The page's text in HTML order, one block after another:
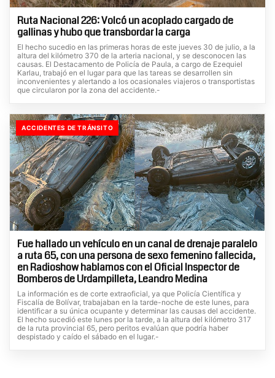
Ruta Nacional 226: Volcó un acoplado cargado de
gallinas y hubo que transbordar la carga
El hecho sucedio en las primeras horas de este jueves 30 de julio, a la
altura del kilómetro 370 de la arteria nacional, y se desconocen las
causas. El Destacamento de Policía de Paula, a cargo de Ezequiel
Karlau, trabajó en el lugar para que las tareas se desarrollen sin
inconvenientes y alertando a los ocasionales viajeros o transportistas
que circularon por la zona del accidente.-
ACCIDENTES DE TRÁNSITO
Fue hallado un vehículo en un canal de drenaje paralelo
a ruta 65, con una persona de sexo femenino fallecida,
en Radioshow hablamos con el Oficial Inspector de
Bomberos de Urdampilleta, Leandro Medina
La información es de corte extraoficial, ya que Policía Científica y
Fiscalía de Bolívar, trabajaban en la tarde-noche de este lunes, para
identificar a su única ocupante y determinar las causas del accidente.
El hecho sucedió este lunes por la tarde, a la altura del kilómetro 317
de la ruta provincial 65, pero peritos evalúan que podría haber
despistado y caído el sábado en el lugar.-